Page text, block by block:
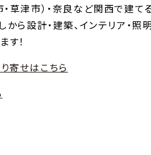
草津市）・奈良など関西で建て
から設計・建築、インテリア・照
す！
寄せはこちら